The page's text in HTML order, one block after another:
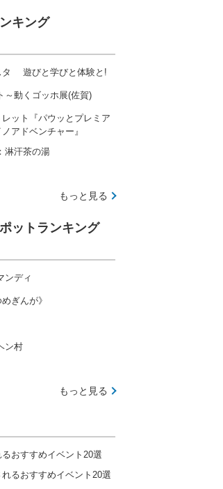
キング
タ 遊びと学びと体験と!
～動くゴッホ展(佐賀)
ット『パウッとプレミア
アドベンチャー』
淋汗茶の湯
もっと見る
ットランキング
ンディ
ぎんが》
ン村
もっと見る
おすすめイベント20選
るおすすめイベント20選